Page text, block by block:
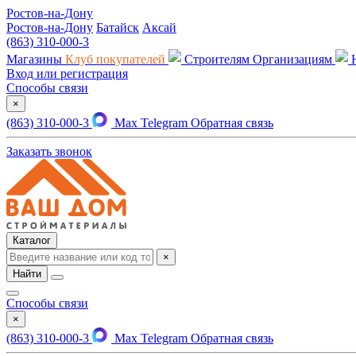
Ростов-на-Дону
Ростов-на-Дону Батайск Аксай
(863) 310-000-3
Магазины Клуб покупателей Строителям Организациям
Вход или регистрация
Способы связи
×
(863) 310-000-3 Max Telegram Обратная связь
Заказать звонок
Каталог
×
Найти
Способы связи
×
(863) 310-000-3 Max Telegram Обратная связь